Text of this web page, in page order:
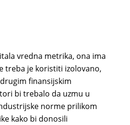
vredna metrika, ona ima
treba je koristiti izolovano,
finansijskim
bi trebalo da uzmu u
norme prilikom
kako bi donosili